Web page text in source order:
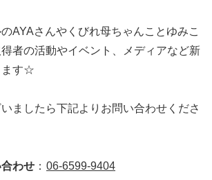
AYAさんやくびれ母ちゃんことゆみこ
者の活動やイベント、メディアなど新
ます☆
ましたら下記よりお問い合わせくださ
わせ ： 06-6599-9404